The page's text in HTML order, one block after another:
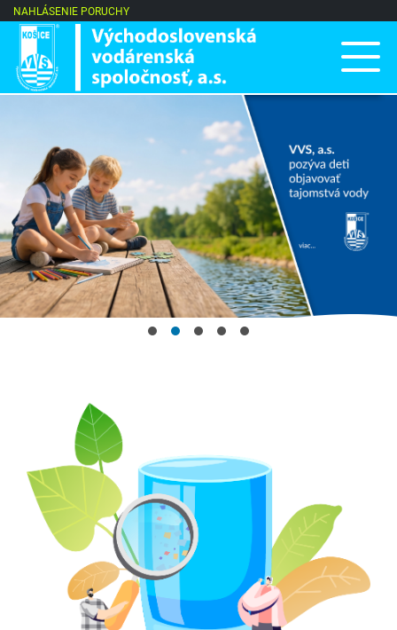
NAHLÁSENIE PORUCHY